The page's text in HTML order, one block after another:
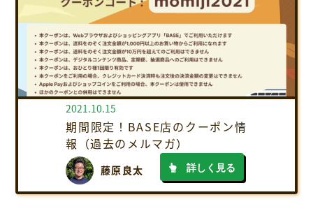
2021.10.15
期間限定！BASE店のクーポン情
報（過去のメルマガ）
藤原良太 詳しく見る